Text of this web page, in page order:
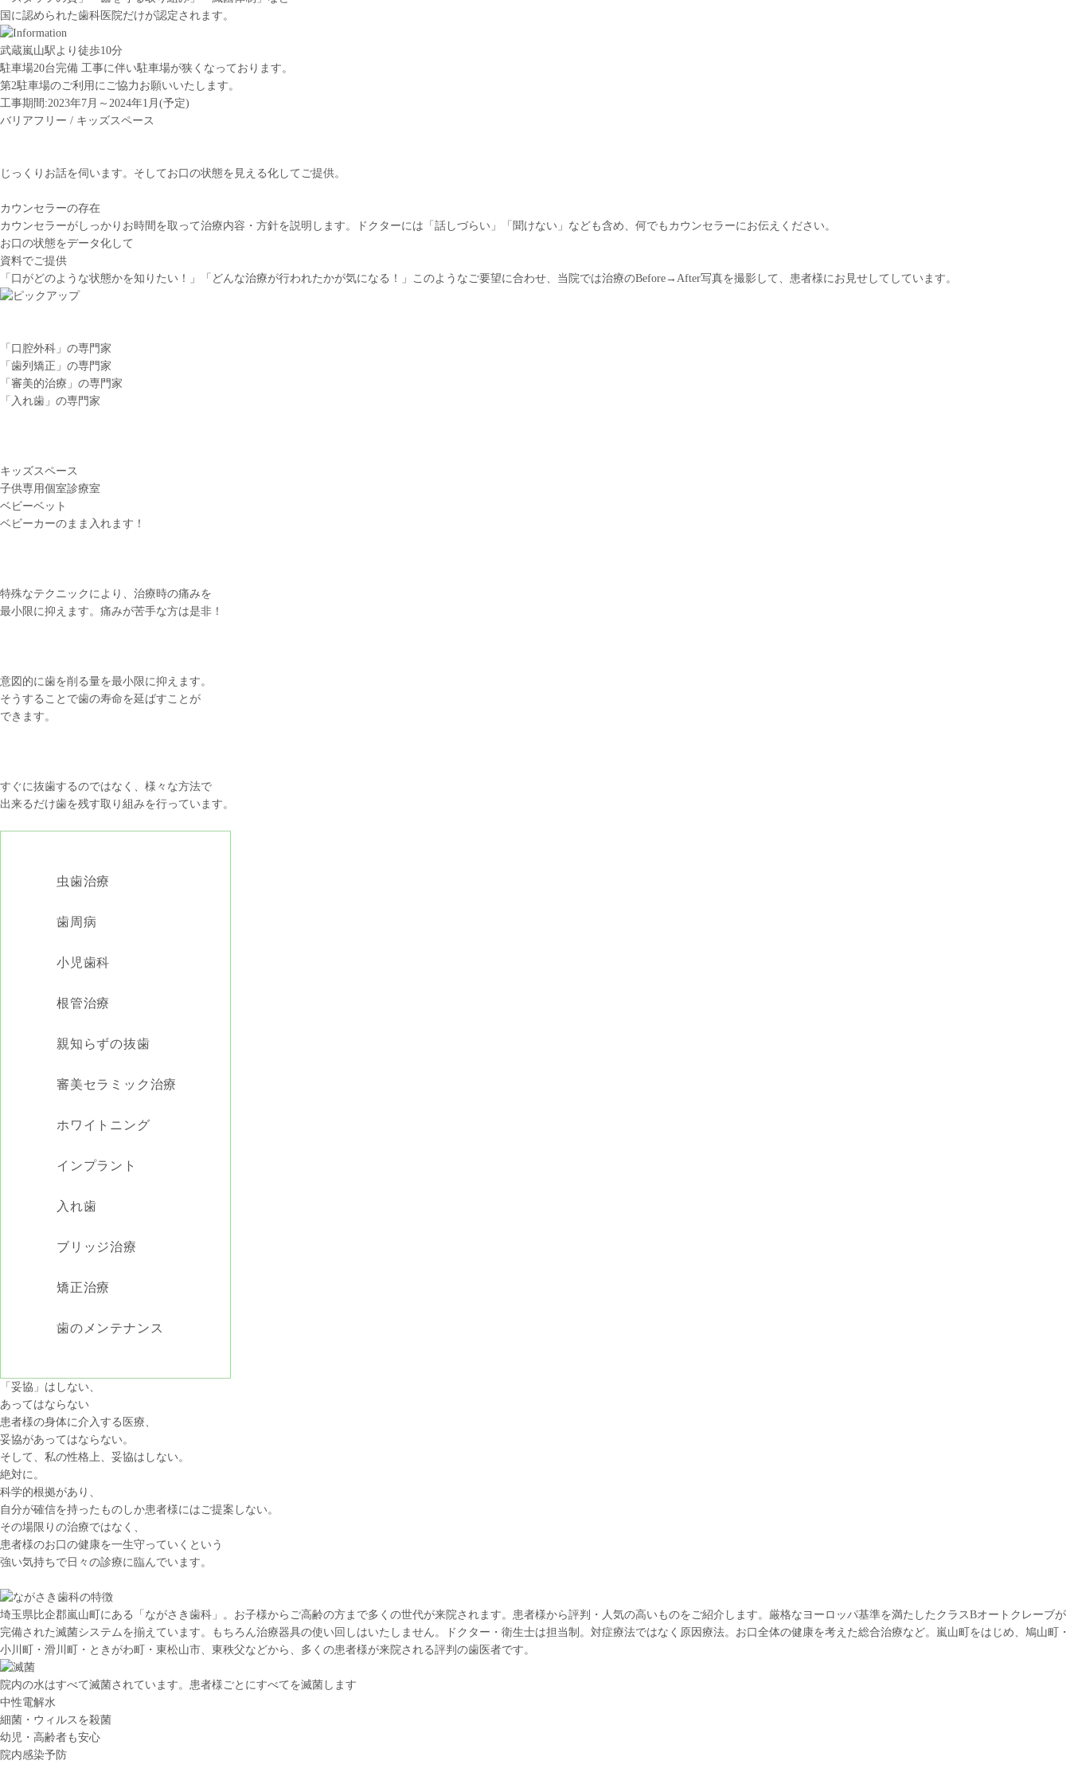
国に認められた歯科医院だけが認定されます。
武蔵嵐山駅より 徒歩10分
駐車場20台完備 工事に伴い駐車場が狭くなっております。
第2駐車場のご利用にご協力お願いいたします。
工事期間:2023年7月～2024年1月(予定)
バリアフリー / キッズスペース
じっくりお話を伺います。そしてお口の状態を見える化してご提供。
カ ウンセラーの存在
カウンセラーがしっかりお時間を取って治療内容・方針を説明します。ドクターには「話しづらい」「聞けない」なども含め、何でもカウンセラーにお伝えください。
お口の状態をデータ化して
資料でご提供
「口がどのような状態かを知りたい！」「どんな治療が行われたかが気になる！」このようなご要望に合わせ、当院では治療のBefore→After写真を撮影して、患者様にお見せしてしています。
「口腔外科」の専門家
「歯列矯正」の専門家
「審美的治療」の専門家
「入れ歯」の専門家
キッズスペース
子供専用個室診療室
ベビーベット
ベビーカーのまま入れます！
特殊なテクニックにより、治療時の痛みを
最小限に抑えます。痛みが苦手な方は是非！
意図的に歯を削る量を最小限に抑えます。
そうすることで歯の寿命を延ばすことが
できます。
すぐに抜歯するのではなく、様々な方法で
出来るだけ歯を残す取り組みを行っています。
虫歯治療
歯周病
小児歯科
根管治療
親知らずの抜歯
審美セラミック治療
ホワイトニング
インプラント
入れ歯
ブリッジ治療
矯正治療
歯のメンテナンス
「妥協」はしない、
あってはならない
患者様の身体に介入する医療、
妥協があってはならない。
そして、私の性格上、 妥協はしない。
絶対に。
科学的根拠があり、
自分が確信を持ったものしか患者様にはご提案しない。
その場限りの治療ではなく、
患者様のお口の健康を一生守っていく という
強い気持ちで日々の診療に臨んでいます。
埼玉県比企郡嵐山町にある「ながさき歯科」。お子様からご高齢の方まで多くの世代が来院されます。患者様から評判・人気の高いものをご紹介します。厳格なヨーロッパ基準を満たしたクラスBオートクレーブが
完備された滅菌システムを揃えています。もちろん治療器具の使い回しはいたしません。ドクター・衛生士は担当制。対症療法ではなく原因療法。お口全体の健康を考えた総合治療など。嵐山町をはじめ、鳩山町・
小川町・滑川町・ときがわ町・東松山市、東秩父などから、多くの患者様が来院される評判の歯医者です。
院内の水はすべて滅菌されています。患者様ごとにすべてを滅菌 します
中性電解水
細菌・ウィルスを殺菌
幼児・高齢者も安心
院内感染予防